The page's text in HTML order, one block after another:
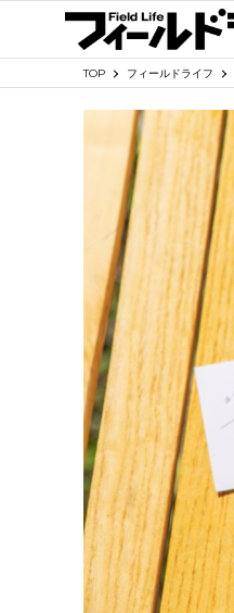
TOP フィールドライフ